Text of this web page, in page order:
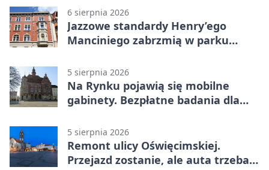
6 sierpnia 2026
Jazzowe standardy Henry’ego
Manciniego zabrzmią w parku
5 sierpnia 2026
Na Rynku pojawią się mobilne
gabinety. Bezpłatne badania dla
5 sierpnia 2026
Remont ulicy Oświęcimskiej.
Przejazd zostanie, ale auta trzeba